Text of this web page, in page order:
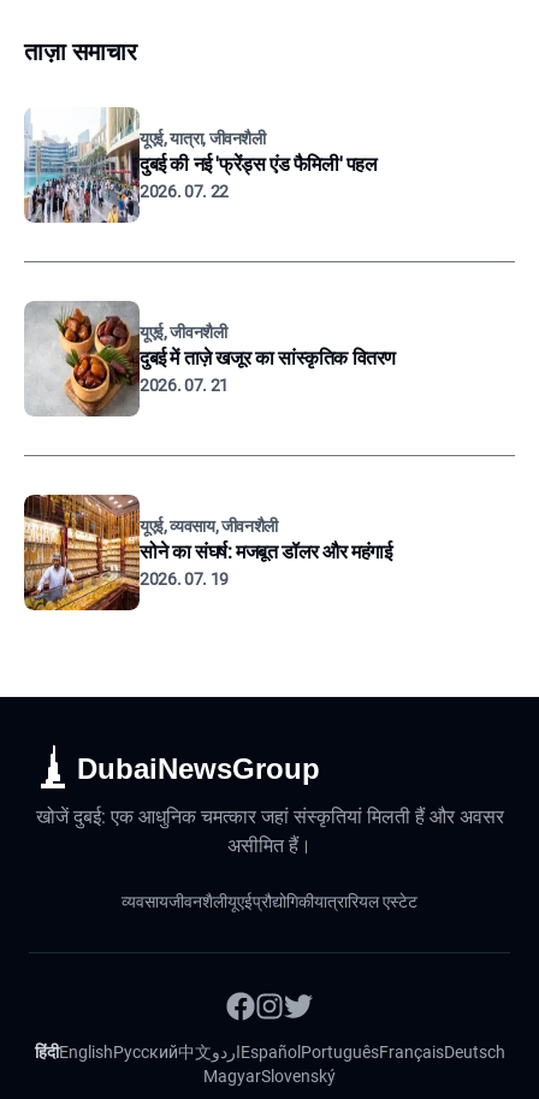
ताज़ा समाचार
यूएई, यात्रा, जीवनशैली
दुबई की नई 'फ्रेंड्स एंड फैमिली' पहल
2026. 07. 22
यूएई, जीवनशैली
दुबई में ताज़े खजूर का सांस्कृतिक वितरण
2026. 07. 21
यूएई, व्यवसाय, जीवनशैली
सोने का संघर्ष: मजबूत डॉलर और महंगाई
2026. 07. 19
DubaiNewsGroup
खोजें दुबई: एक आधुनिक चमत्कार जहां संस्कृतियां मिलती हैं और अवसर
असीमित हैं।
व्यवसायजीवनशैलीयूएईप्रौद्योगिकीयात्रारियल एस्टेट
हिंदीEnglishРусский中文اردوEspañol PortuguêsFrançaisDeutsch
MagyarSlovenský